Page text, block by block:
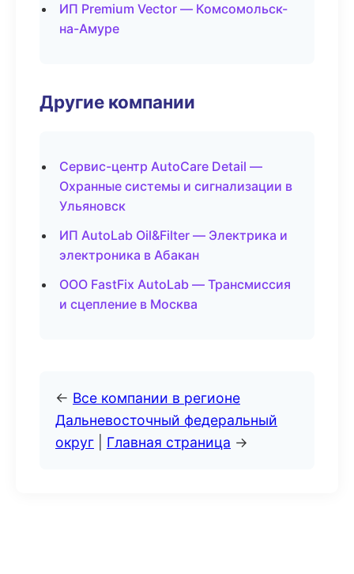
ИП Premium Vector — Комсомольск-
на-Амуре
Другие компании
Сервис-центр AutoCare Detail —
Охранные системы и сигнализации в
Ульяновск
ИП AutoLab Oil&Filter — Электрика и
электроника в Абакан
ООО FastFix AutoLab — Трансмиссия
и сцепление в Москва
← Все компании в регионе
Дальневосточный федеральный
округ
Главная страница →